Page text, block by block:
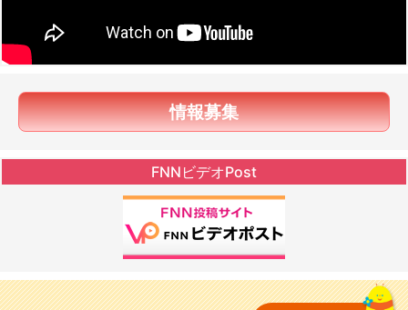
情報募集
FNNビデオPost